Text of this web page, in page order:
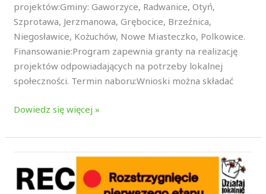
projektów:Gminy: Gaworzyce, Radwanice, Otyń,
Szprotawa, Jerzmanowa, Grębocice, Brzeźnica,
Niegosławice, Kożuchów, Nowe Miasteczko, Polkowice.
Finansowanie:Program zapewnia granty na realizację
projektów odpowiadających na potrzeby lokalnej
społeczności. Termin naboru:Wnioski można składać
Dowiedz się więcej »
Rozstrzygnięcie
konkursu
Opowiedz…